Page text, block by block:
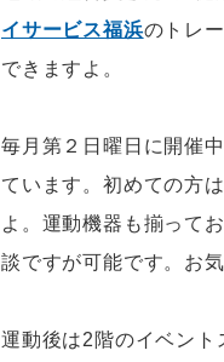
イサービス福浜のトレ
できますよ。
毎月第２日曜日に開催
ています。初めての方
よ。運動機器も揃って
談ですが可能です。お
運動後は2階のイベント